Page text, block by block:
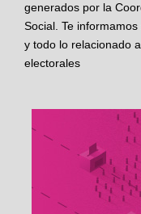
generados por la
Social. Te
y todo lo relacionado
electorales